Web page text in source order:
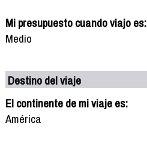
Mi presupuesto cuando viajo es:
Medio
Destino del viaje
El continente de mi viaje es:
América